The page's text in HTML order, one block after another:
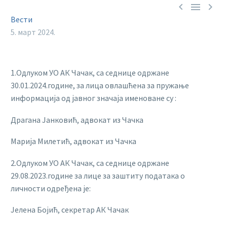
  
Вести
5. март 2024.
1.Одлуком УО АК Чачак, са седнице одржане
30.01.2024.године, за лица овлашћена за пружање
информација од јавног значаја именоване су :
Драгана Јанковић, адвокат из Чачка
Марија Милетић, адвокат из Чачка
2.Одлуком УО АК Чачак, са седнице одржане
29.08.2023.године за лице за заштиту података о
личности одређена је:
Јелена Бојић, секретар АК Чачак